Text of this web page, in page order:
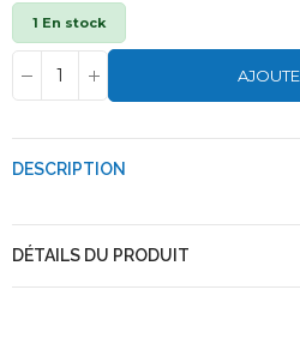
1 En stock
DESCRIPTION
DÉTAILS DU PRODUIT